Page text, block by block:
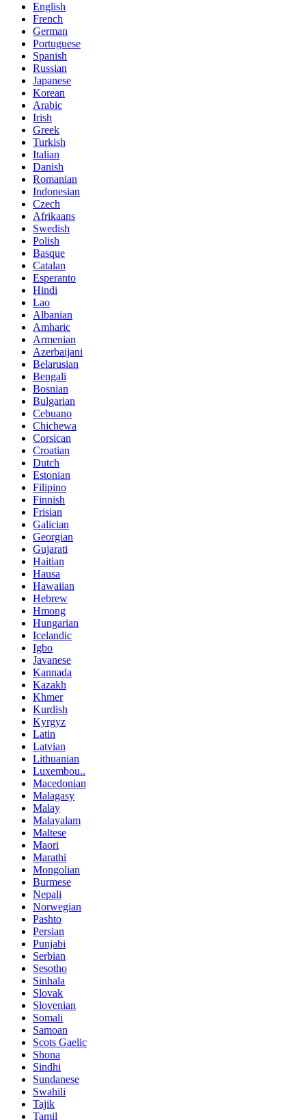
English
French
German
Portuguese
Spanish
Russian
Japanese
Korean
Arabic
Irish
Greek
Turkish
Italian
Danish
Romanian
Indonesian
Czech
Afrikaans
Swedish
Polish
Basque
Catalan
Esperanto
Hindi
Lao
Albanian
Amharic
Armenian
Azerbaijani
Belarusian
Bengali
Bosnian
Bulgarian
Cebuano
Chichewa
Corsican
Croatian
Dutch
Estonian
Filipino
Finnish
Frisian
Galician
Georgian
Gujarati
Haitian
Hausa
Hawaiian
Hebrew
Hmong
Hungarian
Icelandic
Igbo
Javanese
Kannada
Kazakh
Khmer
Kurdish
Kyrgyz
Latin
Latvian
Lithuanian
Luxembou..
Macedonian
Malagasy
Malay
Malayalam
Maltese
Maori
Marathi
Mongolian
Burmese
Nepali
Norwegian
Pashto
Persian
Punjabi
Serbian
Sesotho
Sinhala
Slovak
Slovenian
Somali
Samoan
Scots Gaelic
Shona
Sindhi
Sundanese
Swahili
Tajik
Tamil